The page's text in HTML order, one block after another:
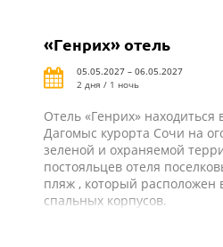
«Генрих» отель
05.05.2027 – 06.05.2027
2 дня / 1 ночь
Отель «Генрих» находиться
Дагомыс курорта Сочи на
зеленой и охраняемой
постояльцев отеля
пляж , который расположен
спальных корпусов.